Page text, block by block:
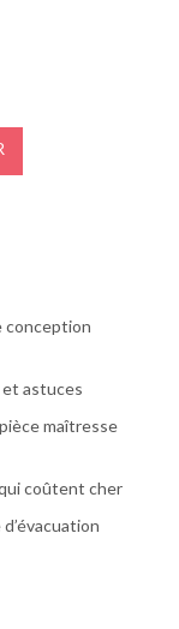
conception
et astuces
maîtresse
coûtent cher